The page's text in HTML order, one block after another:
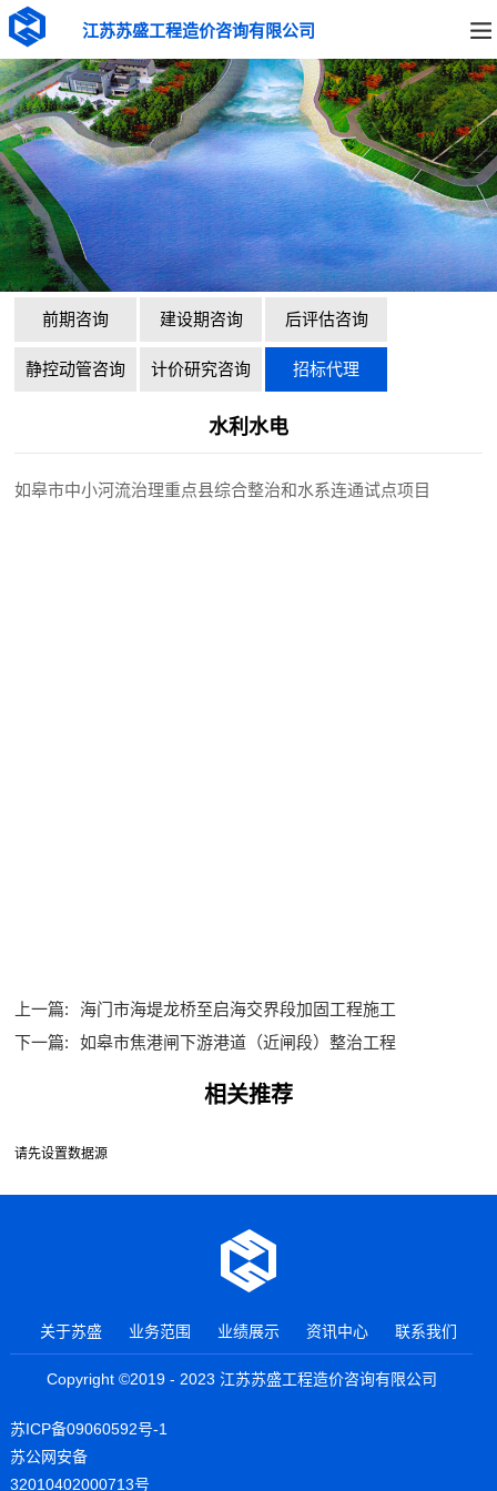
江苏苏盛工程造价咨询有限公司
前期咨询 建设期咨询 后评估咨询
静控动管咨询 计价研究咨询 招标代理
水利水电
如皋市中小河流治理重点县综合整治和水系连通试点项目
上一篇:
海门市海堤龙桥至启海交界段加固工程施工
下一篇:
如皋市焦港闸下游港道（近闸段）整治工程
相关推荐
请先设置数据源
关于苏盛 业务范围 业绩展示 资讯中心 联系我们
Copyright ©2019 - 2023 江苏苏盛工程造价咨询有限公司
苏ICP备09060592号-1
苏公网安备
32010402000713号